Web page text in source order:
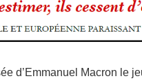
d’Emmanuel Macron le